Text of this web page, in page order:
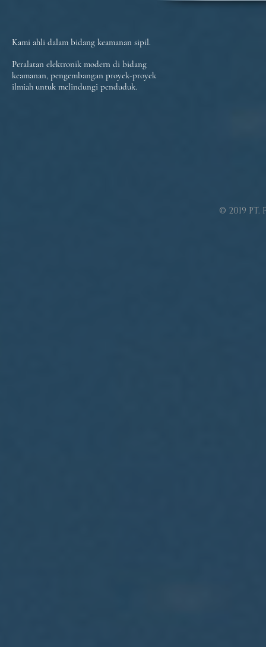
Kami ahli dalam bidang keamanan sipil.
Peralatan elektronik modern di bidang
keamanan, pengembangan proyek-proyek
ilmiah untuk melindungi penduduk.
© 2019